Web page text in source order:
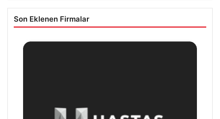
Son Eklenen Firmalar